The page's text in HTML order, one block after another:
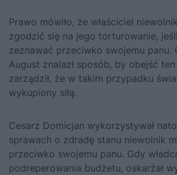
Prawo mówiło, że właściciel
zgodzić się na jego torturowanie,
zeznawać przeciwko swojemu panu.
August znalazł sposób, by obejść
zarządził, że w takim przypadku
wykupiony siłą.
Cesarz Domicjan wykorzystywał
sprawach o zdradę stanu niewolnik
przeciwko swojemu panu. Gdy
podreperowania budżetu, oskarżał